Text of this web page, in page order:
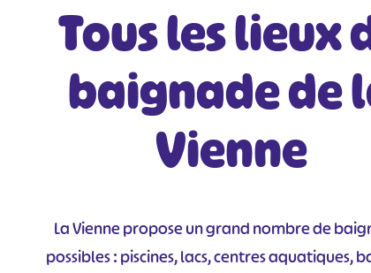
Tous les lieux
baignade de
Vienne
La Vienne propose un grand nombre de
possibles : piscines, lacs, centres aquatiques,